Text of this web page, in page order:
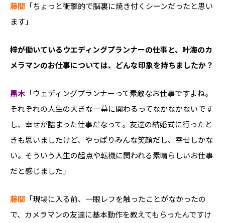
藤間 「ちょっと衝撃的で脳裏に焼き付くシーンだったと思い
ます」
――梓が働いているウエディングプランナーの仕事と、叶海のカ
メラマンのお仕事については、どんな印象を持ちましたか？
黒木 「ウェディングプランナーって素敵なお仕事ですよね。
それぞれの人生の大きな一幕に関わるってなかなかないです
し、幸せが詰まった仕事だなって。友達の結婚式に行ったと
きも思いましたけど、やっぱりみんな笑顔だし、幸せしかな
い。そういう人生の起点や転機に関われる素晴らしいお仕事
だと感じました」
藤間 「現場に入る前、一眼レフを触ったことがなかったの
で、カメラマンの友達に基本動作を教えてもらったんですけ